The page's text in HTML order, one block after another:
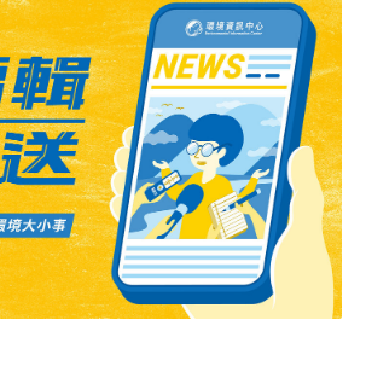
為了搶救沿海陸地，台南縣府甫成立
沙洲保護計畫工程發包，以編籬定沙
續向陸地入侵，把將軍溪及七股大寮
，填在沙洲上，預計填高3.5公尺，然
用東北季風挾帶風飛沙流洩而下堆
尺。